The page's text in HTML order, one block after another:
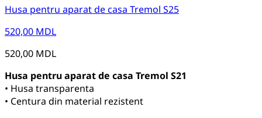
Husa pentru aparat de casa Tremol S25
520,00 MDL
520,00 MDL
Husa pentru aparat de casa Tremol S21
• Husa transparenta
• Centura din material rezistent